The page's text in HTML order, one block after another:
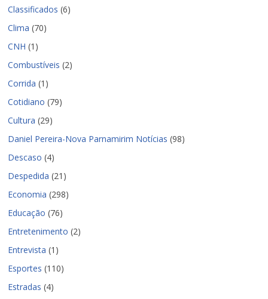
Classificados (6)
Clima (70)
CNH (1)
Combustíveis (2)
Corrida (1)
Cotidiano (79)
Cultura (29)
Daniel Pereira-Nova Parnamirim Notícias (98)
Descaso (4)
Despedida (21)
Economia (298)
Educação (76)
Entretenimento (2)
Entrevista (1)
Esportes (110)
Estradas (4)